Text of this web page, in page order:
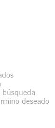
deseado